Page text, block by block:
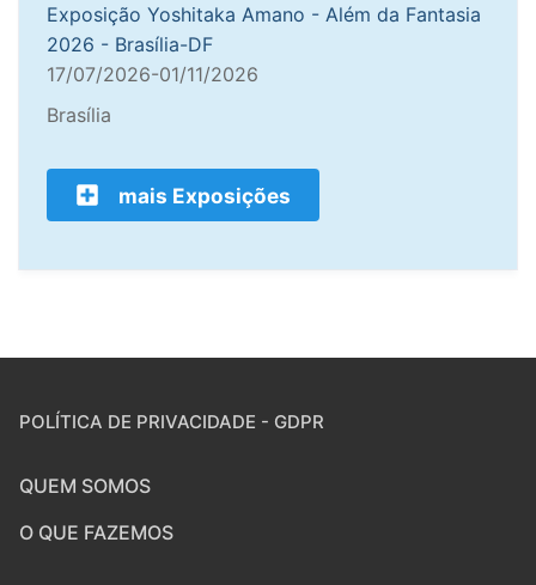
Exposição Yoshitaka Amano - Além da Fantasia
2026 - Brasília-DF
17/07/2026-01/11/2026
Brasília
mais Exposições
POLÍTICA DE PRIVACIDADE - GDPR
QUEM SOMOS
O QUE FAZEMOS